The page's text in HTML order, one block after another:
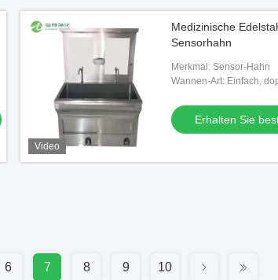
Video
Medizinische
Sensorhahn
Merkmal: Sensor-Hahn
Wannen-Art: Einfach,
Erhalten Sie
6 7 8 9 10